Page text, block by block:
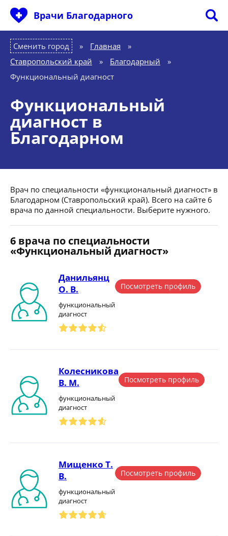
Врачи Благодарного
Сменить город Главная
»
Ставропольский край
» Благодарный
»
Функциональный диагност
Функциональный
диагност в
Благодарном
Врач по специальности «функциональный диагност» в
Благодарном (Ставропольский край). Всего на сайте 6
врача по данной специальности. Выберите нужного.
6 врача по специальности
«Функциональный диагност»
Данильянц
О. В.
функциональный
диагност
Посмотреть профиль
Колесникова
В. М.
функциональный
диагност
Посмотреть профиль
Мищенко Т.
В.
функциональный
диагност
Посмотреть профиль